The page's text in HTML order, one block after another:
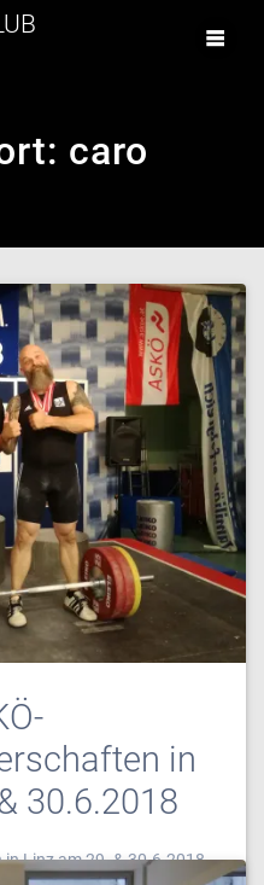
caro
in
30.6.2018
in Linz am 29. & 30.6.2018